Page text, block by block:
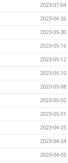
2023-07-04
2023-06-26
2023-05-30
2023-05-16
2023-05-12
2023-05-10
2023-05-08
2023-05-02
2023-05-01
2023-04-25
2023-04-24
2023-04-05